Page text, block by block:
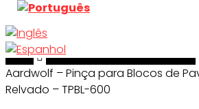
search
Início Manuseamento & Elevação
Aardwolf – Pinça para Blocos de
Relvado – TPBL-600